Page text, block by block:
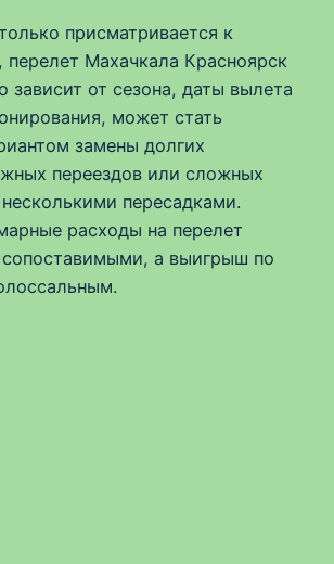
присматривается к
перелет Махачкала Красноярск
зависит от сезона, даты вылета
может стать
замены долгих
переездов или сложных
пересадками.
расходы на перелет
а выигрыш по